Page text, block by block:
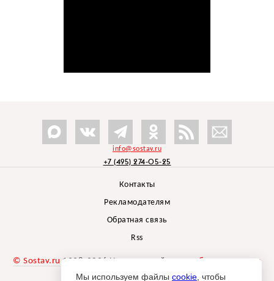
info@sostav.ru
+7 (495) 274-05-25
Контакты
Рекламодателям
Обратная связь
Rss
© Sostav.ru 1998-2026 Независимый проектбрендингового
агентства Depot
Мы используем файлы cookie , чтобы